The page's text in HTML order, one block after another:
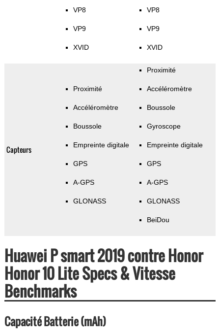
VP8
VP9
XVID
VP8
VP9
XVID
Capteurs
Proximité
Accéléromètre
Boussole
Empreinte digitale
GPS
A-GPS
GLONASS
Proximité
Accéléromètre
Boussole
Gyroscope
Empreinte digitale
GPS
A-GPS
GLONASS
BeiDou
Huawei P smart 2019 contre Honor
Honor 10 Lite Specs & Vitesse
Benchmarks
Capacité Batterie (mAh)